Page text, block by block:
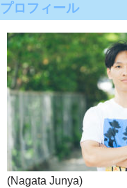
プロフィール
(Nagata Junya)